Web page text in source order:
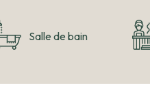
Salle de bain